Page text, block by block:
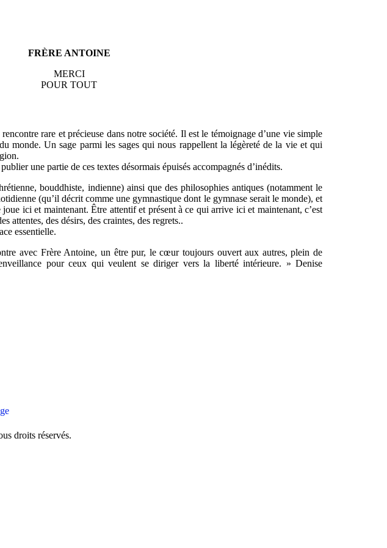
FRÈRE ANTOINE
MERCI
POUR TOUT
rare et précieuse dans notre société. Il est le témoignage d’une vie simple
monde. Un sage parmi les sages qui nous rappellent la légèreté de la vie et qui
une partie de ces textes désormais épuisés accompagnés d’inédits.
bouddhiste, indienne) ainsi que des philosophies antiques (notamment le
(qu’il décrit comme une gymnastique dont le gymnase serait le monde), et
ici et maintenant. Être attentif et présent à ce qui arrive ici et maintenant, c’est
attentes, des désirs, des craintes, des regrets..
essentielle.
avec Frère Antoine, un être pur, le cœur toujours ouvert aux autres, plein de
pour ceux qui veulent se diriger vers la liberté intérieure. » Denise
droits réservés.